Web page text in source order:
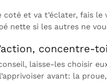
et va t’éclater, fais
nette si les autres ne
concentre-
laisse-les choisir
avant: la